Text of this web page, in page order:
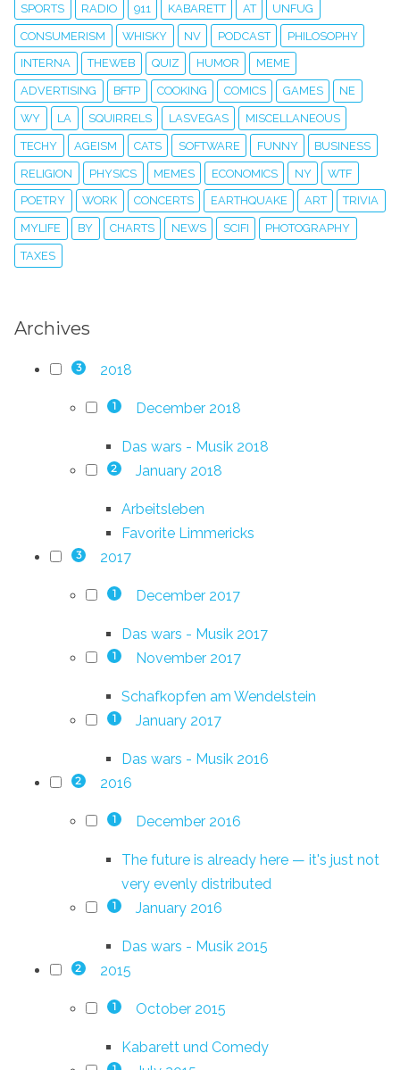
SPORTS RADIO 911 KABARETT AT UNFUG
CONSUMERISM WHISKY NV PODCAST PHILOSOPHY
INTERNA THEWEB QUIZ HUMOR MEME
ADVERTISING BFTP COOKING COMICS GAMES NE
WY LA SQUIRRELS LASVEGAS MISCELLANEOUS
TECHY AGEISM CATS SOFTWARE FUNNY BUSINESS
RELIGION PHYSICS MEMES ECONOMICS NY WTF
POETRY WORK CONCERTS EARTHQUAKE ART TRIVIA
MYLIFE BY CHARTS NEWS SCIFI PHOTOGRAPHY
TAXES
Archives
3 2018
1 December 2018
Das wars - Musik 2018
2 January 2018
Arbeitsleben
Favorite Limmericks
3 2017
1 December 2017
Das wars - Musik 2017
1 November 2017
Schafkopfen am Wendelstein
1 January 2017
Das wars - Musik 2016
2 2016
1 December 2016
The future is already here — it's just not
very evenly distributed
1 January 2016
Das wars - Musik 2015
2 2015
1 October 2015
Kabarett und Comedy